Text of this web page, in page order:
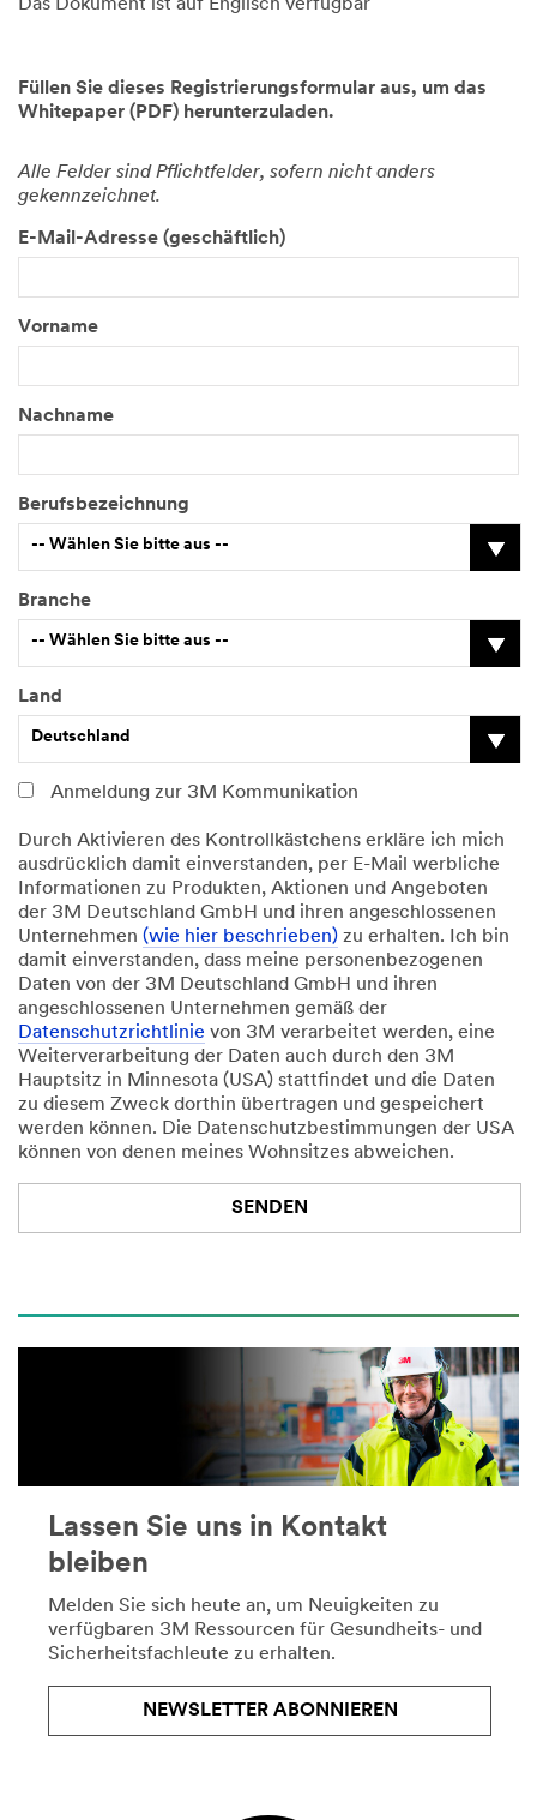
Das Dokument ist auf Englisch verfügbar
Füllen Sie dieses Registrierungsformular aus, um das
Whitepaper (PDF) herunterzuladen.
Alle Felder sind Pflichtfelder, sofern nicht anders
gekennzeichnet.
E-Mail-Adresse (geschäftlich)
Vorname
Nachname
Berufsbezeichnung
-- Wählen Sie bitte aus --
Branche
-- Wählen Sie bitte aus --
A
s
f
h
r
l
i
c
h
e
B
r
a
n
c
h
e
-- Wählen Sie bitte aus --
Land
Deutschland
Anmeldung zur 3M Kommunikation
Durch Aktivieren des Kontrollkästchens erkläre ich mich
ausdrücklich damit einverstanden, per E-Mail werbliche
Informationen zu Produkten, Aktionen und Angeboten
der 3M Deutschland GmbH und ihren angeschlossenen
Unternehmen (wie hier beschrieben) zu erhalten. Ich bin
damit einverstanden, dass meine personenbezogenen
Daten von der 3M Deutschland GmbH und ihren
angeschlossenen Unternehmen gemäß der
Datenschutzrichtlinie von 3M verarbeitet werden, eine
Weiterverarbeitung der Daten auch durch den 3M
Hauptsitz in Minnesota (USA) stattfindet und die Daten
zu diesem Zweck dorthin übertragen und gespeichert
werden können. Die Datenschutzbestimmungen der USA
können von denen meines Wohnsitzes abweichen.
SENDEN
uns
leid,
bei
Übertragung.
Bitte
erneut.
HERUNTERLADEN
(PDF,
655
Lassen Sie uns in Kontakt
bleiben
Melden Sie sich heute an, um Neuigkeiten zu
verfügbaren 3M Ressourcen für Gesundheits- und
Sicherheitsfachleute zu erhalten.
NEWSLETTER ABONNIEREN